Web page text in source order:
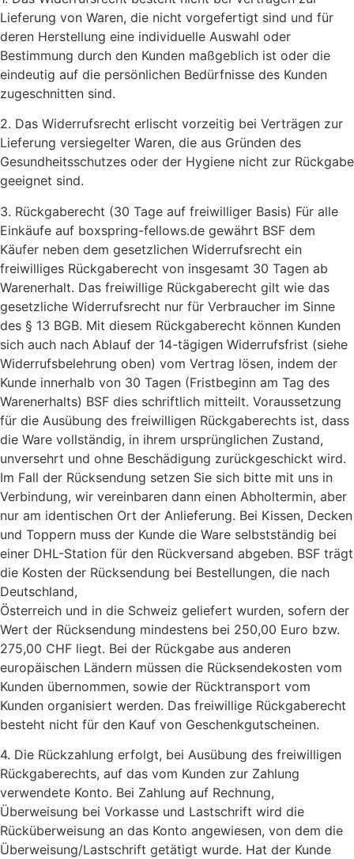
Lieferung von Waren, die nicht vorgefertigt sind und für
deren Herstellung eine individuelle Auswahl oder
Bestimmung durch den Kunden maßgeblich ist oder die
eindeutig auf die persönlichen Bedürfnisse des Kunden
zugeschnitten sind.
2. Das Widerrufsrecht erlischt vorzeitig bei Verträgen zur
Lieferung versiegelter Waren, die aus Gründen des
Gesundheitsschutzes oder der Hygiene nicht zur Rückgabe
geeignet sind.
3. Rückgaberecht (30 Tage auf freiwilliger Basis) Für alle
Einkäufe auf boxspring-fellows.de gewährt BSF dem
Käufer neben dem gesetzlichen Widerrufsrecht ein
freiwilliges Rückgaberecht von insgesamt 30 Tagen ab
Warenerhalt. Das freiwillige Rückgaberecht gilt wie das
gesetzliche Widerrufsrecht nur für Verbraucher im Sinne
des § 13 BGB. Mit diesem Rückgaberecht können Kunden
sich auch nach Ablauf der 14-tägigen Widerrufsfrist (siehe
Widerrufsbelehrung oben) vom Vertrag lösen, indem der
Kunde innerhalb von 30 Tagen (Fristbeginn am Tag des
Warenerhalts) BSF dies schriftlich mitteilt. Voraussetzung
für die Ausübung des freiwilligen Rückgaberechts ist, dass
die Ware vollständig, in ihrem ursprünglichen Zustand,
unversehrt und ohne Beschädigung zurückgeschickt wird.
Im Fall der Rücksendung setzen Sie sich bitte mit uns in
Verbindung, wir vereinbaren dann einen Abholtermin, aber
nur am identischen Ort der Anlieferung. Bei Kissen, Decken
und Toppern muss der Kunde die Ware selbstständig bei
einer DHL-Station für den Rückversand abgeben. BSF trägt
die Kosten der Rücksendung bei Bestellungen, die nach
Deutschland,
Österreich und in die Schweiz geliefert wurden, sofern der
Wert der Rücksendung mindestens bei 250,00 Euro bzw.
275,00 CHF liegt. Bei der Rückgabe aus anderen
europäischen Ländern müssen die Rücksendekosten vom
Kunden übernommen, sowie der Rücktransport vom
Kunden organisiert werden. Das freiwillige Rückgaberecht
besteht nicht für den Kauf von Geschenkgutscheinen.
4. Die Rückzahlung erfolgt, bei Ausübung des freiwilligen
Rückgaberechts, auf das vom Kunden zur Zahlung
verwendete Konto. Bei Zahlung auf Rechnung,
Überweisung bei Vorkasse und Lastschrift wird die
Rücküberweisung an das Konto angewiesen, von dem die
Überweisung/Lastschrift getätigt wurde. Hat der Kunde